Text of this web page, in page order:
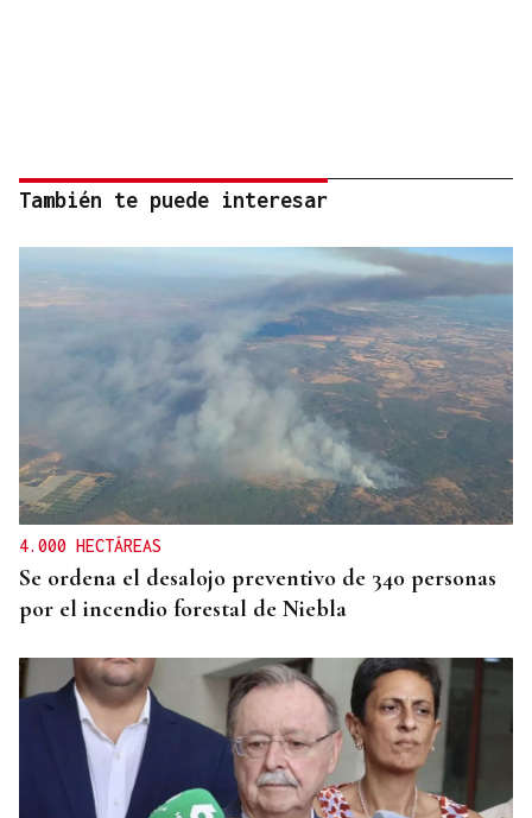
También te puede interesar
4.000 HECTÁREAS
Se ordena el desalojo preventivo de 340 personas
por el incendio forestal de Niebla